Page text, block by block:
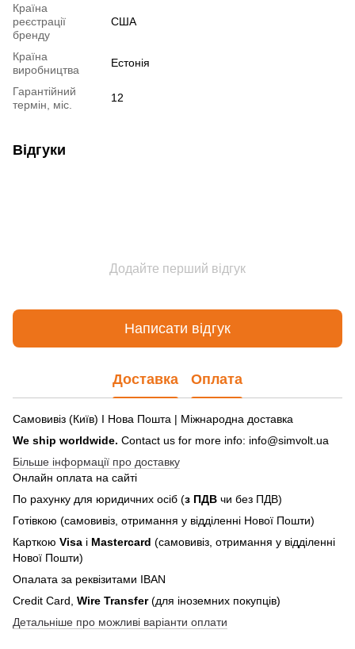
Країна
реєстрації
бренду
США
Країна
виробництва
Естонія
Гарантійний
термін, міс.
12
Відгуки
Додайте перший відгук
Написати відгук
Доставка Оплата
Самовивіз (Київ) І Нова Пошта | Міжнародна доставка
We ship worldwide. Contact us for more info: info@simvolt.ua
Більше інформації про доставку
Онлайн оплата на сайті
По рахунку для юридичних осіб (з ПДВ чи без ПДВ)
Готівкою (самовивіз, отримання у відділенні Нової Пошти)
Карткою Visa і Mastercard (самовивіз, отримання у відділенні
Нової Пошти)
Опалата за реквізитами IBAN
Credit Card, Wire Transfer(для іноземних покупців)
Детальніше про можливі варіанти оплати